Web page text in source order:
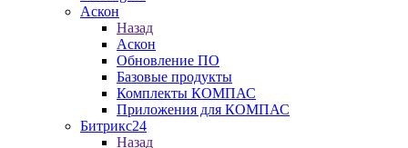
Аскон
Назад
Аскон
Обновление ПО
Базовые продукты
Комплекты КОМПАС
Приложения для КОМПАС
Битрикс24
Назад